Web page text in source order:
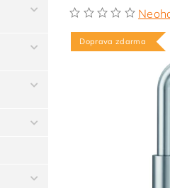
Doprava zdarma